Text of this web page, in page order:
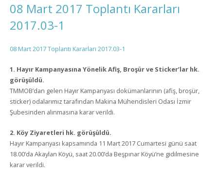
08 Mart 2017 Toplantı Kararları
2017.03-1
08 Mart 2017 Toplantı Kararları 2017.03-1
1. Hayır Kampanyasına Yönelik Afiş, Broşür ve Sticker’lar hk.
görüşüldü.
TMMOB’dan gelen Hayır Kampanyası dokümanlarının (afiş, broşür,
sticker) odalarımız tarafından Makina Mühendisleri Odası İzmir
Şubesinden alınmasına karar verildi.
2. Köy Ziyaretleri hk. görüşüldü.
Hayır Kampanyası kapsamında 11 Mart 2017 Cumartesi günü saat
18.00’da Akaylan Köyü, saat 20.00’da Beşpınar Köyü’ne gidilmesine
karar verildi.